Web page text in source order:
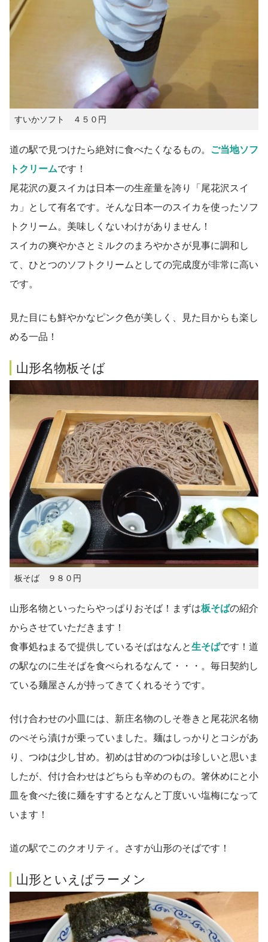
すいかソフト ４５０円
道の駅で見つけたら絶対に食べたくなるもの。 ご当地ソフ
トクリームです！
尾花沢の夏スイカは日本一の生産量を誇り「尾花沢スイ
カ」として有名です。そんな日本一のスイカを使ったソフ
トクリーム。美味しくないわけがありません！
スイカの爽やかさとミルクのまろやかさが見事に調和し
て、ひとつのソフトクリームとしての完成度が非常に高い
です。
見た目にも鮮やかなピンク色が美しく、見た目からも楽し
める一品！
山形名物板そば
板そば ９８０円
山形名物といったらやっぱりおそば！まずは板そばの紹介
からさせていただきます！
食事処ねまるで提供しているそばはなんと生そばです！道
の駅なのに生そばを食べられるなんて・・・。毎日契約し
ている麺屋さんが持ってきてくれるそうです。
付け合わせの小皿には、新庄名物のしそ巻きと尾花沢名物
のぺそら漬けが乗っていました。麺はしっかりとコシがあ
り、つゆは少し甘め。初めは甘めのつゆは珍しいと思いま
したが、付け合わせはどちらも辛めのもの。箸休めにと小
皿を食べた後に麺をすするとなんと丁度いい塩梅になって
います！
道の駅でこのクオリティ。さすが山形のそばです！
山形といえばラーメン